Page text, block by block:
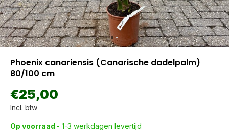
Phoenix canariensis (Canarische dadelpalm)
80/100 cm
€25,00
Incl. btw
Op voorraad - 1-3 werkdagen levertijd